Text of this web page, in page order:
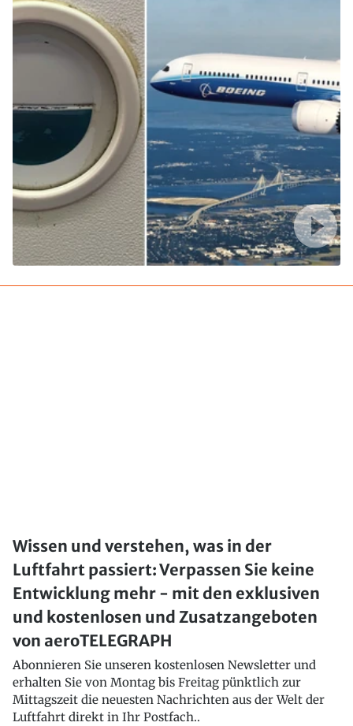
Wissen und verstehen, was in der
Luftfahrt passiert: Verpassen Sie keine
Entwicklung mehr - mit den exklusiven
und kostenlosen und Zusatzangeboten
von aeroTELEGRAPH
Abonnieren Sie unseren kostenlosen Newsletter und
erhalten Sie von Montag bis Freitag pünktlich zur
Mittagszeit die neuesten Nachrichten aus der Welt der
Luftfahrt direkt in Ihr Postfach..